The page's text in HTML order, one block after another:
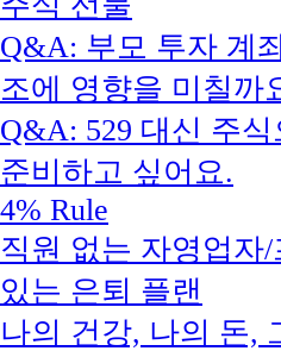
Q&A: 부모 투자 계
조에 영향을 미칠까
Q&A: 529 대신 주
준비하고 싶어요.
4% Rule
직원 없는 자영업자
있는 은퇴 플랜
나의 건강, 나의 돈,